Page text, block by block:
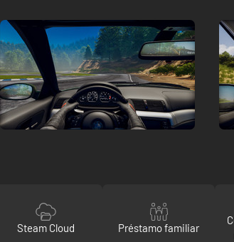
Steam Cloud Préstamo familiar